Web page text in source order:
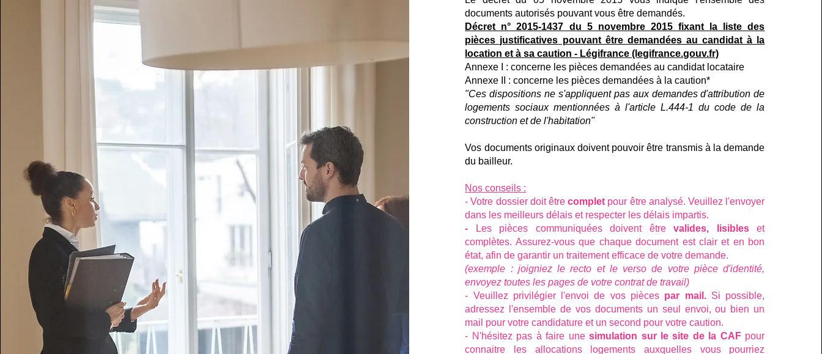
documents autorisés pouvant vous être demandés.
Décret n° 2015-1437 du 5 novembre 2015 fixant la liste des
pièces justificatives pouvant être demandées au candidat à la
location et à sa caution - Légifrance (legifrance.gouv.fr)
Annexe I : concerne les pièces demandées au candidat locataire
Annexe II : concerne les pièces demandées à la caution*
"Ces dispositions ne s'appliquent pas aux demandes d'attribution de
logements sociaux mentionnées à l'article L.444-1 du code de la
construction et de l'habitation"
Vos documents originaux doivent pouvoir être transmis à la demande
du bailleur.
Nos conseils :
- Votre dossier doit êtrecomplet pour être analysé. Veuillez l'envoyer
dans les meilleurs délais et respecter les délais impartis.
-
Les pièces communiquées doivent êtrevalides, lisibleset
complètes. Assurez-vous que chaque document est clair et en bon
état, afin de garantir un traitement efficace de votre demande.
(exemple : joigniez le recto et le verso de votre pièce d'identité,
envoyez toutes les pages de votre contrat de travail)
- Veuillez privilégier l'envoi de vos pièces par mail.Si possible,
adressez l'ensemble de vos documents un seul envoi, ou bien un
mail pour votre candidature et un second pour votre caution.
- N'hésitez pas à faire unesimulation sur le site de la CAFpour
connaitre les allocations logements auxquelles vous pourriez